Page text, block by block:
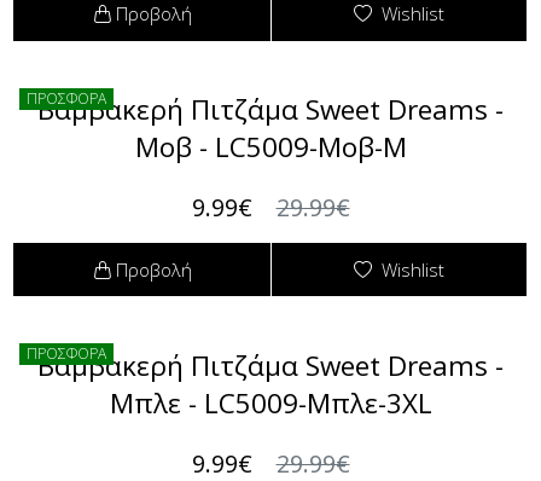
Προβολή Wishlist
ΠΡΟΣΦΟΡΑ
Βαμβακερή Πιτζάμα Sweet Dreams -
Μοβ - LC5009-Μοβ-M
9.99€ 29.99€
Προβολή Wishlist
ΠΡΟΣΦΟΡΑ
Βαμβακερή Πιτζάμα Sweet Dreams -
Μπλε - LC5009-Μπλε-3XL
9.99€ 29.99€